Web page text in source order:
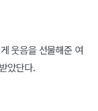
웃음을 선물해준 여
았단다.